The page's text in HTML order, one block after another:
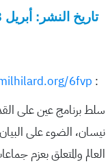
تاريخ النشر: أبريل 23, 2024 1:30 م
:
6fvp
نيسان، الضوء على
العالم والمتعلق بعزم